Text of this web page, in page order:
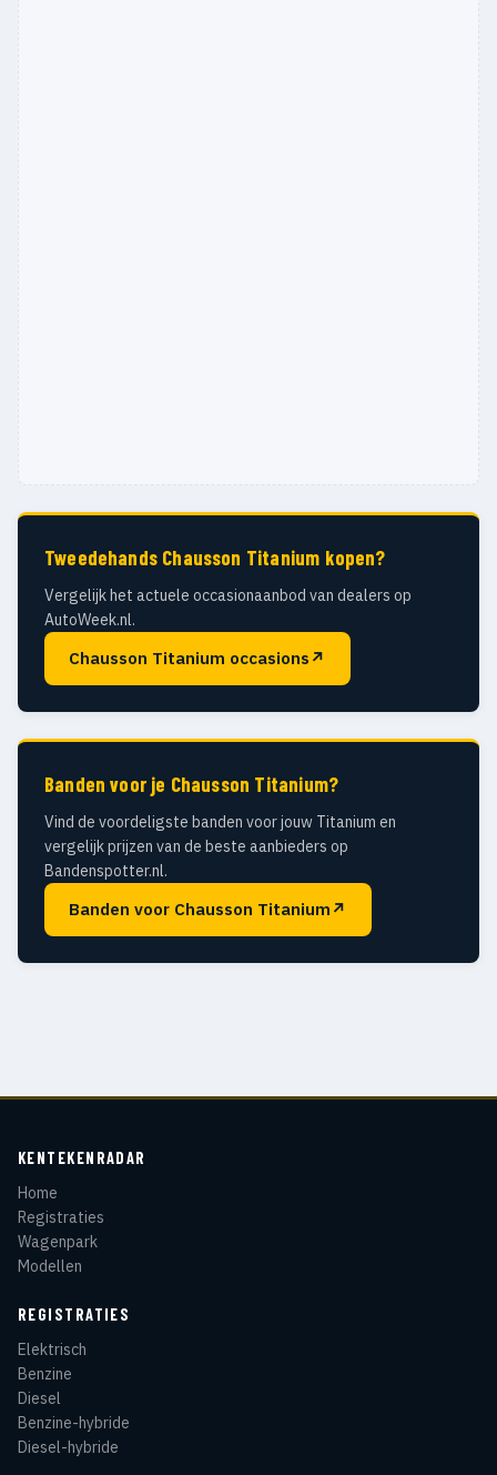
Tweedehands Chausson Titanium kopen?
Vergelijk het actuele occasionaanbod van dealers op
AutoWeek.nl.
Chausson Titanium occasions ↗
Banden voor je Chausson Titanium?
Vind de voordeligste banden voor jouw Titanium en
vergelijk prijzen van de beste aanbieders op
Bandenspotter.nl.
Banden voor Chausson Titanium ↗
KENTEKENRADAR
Home
Registraties
Wagenpark
Modellen
REGISTRATIES
Elektrisch
Benzine
Diesel
Benzine-hybride
Diesel-hybride